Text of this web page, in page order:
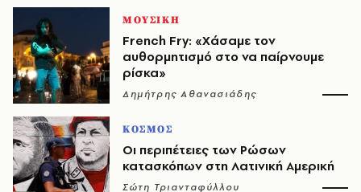
ΜΟΥΣΙΚΗ
French Fry: «Χάσαμε τον
αυθορμητισμό στο να παίρνουμε
ρίσκα»
Δημήτρης Αθανασιάδης
ΚΟΣΜΟΣ
Οι περιπέτειες των Ρώσων
κατασκόπων στη Λατινική Αμερική
Σώτη Τριανταφύλλου